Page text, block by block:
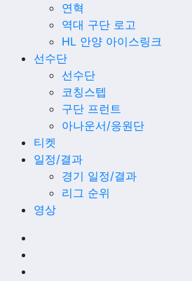
연혁
역대 구단 로고
HL 안양 아이스링크
선수단
선수단
코칭스텝
구단 프런트
아나운서/응원단
티켓
일정/결과
경기 일정/결과
리그 순위
영상